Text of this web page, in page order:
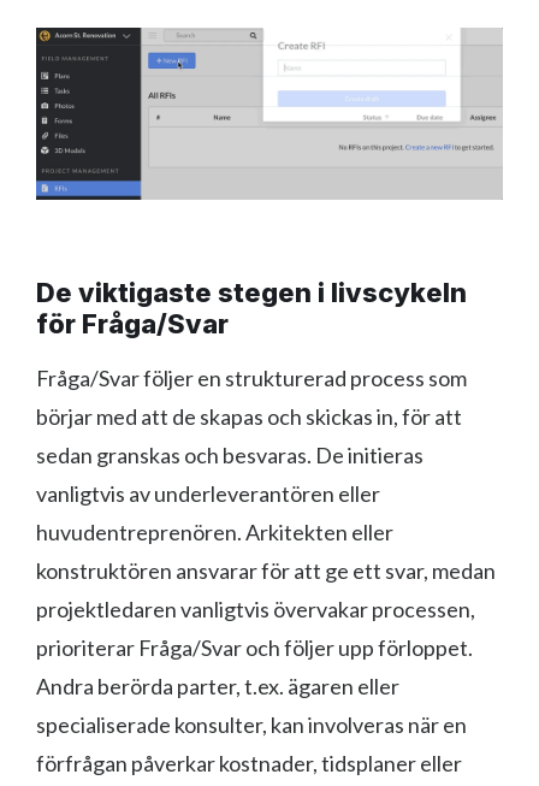
De viktigaste stegen i livscykeln
för Fråga/Svar
Fråga/Svar följer en strukturerad process som
börjar med att de skapas och skickas in, för att
sedan granskas och besvaras. De initieras
vanligtvis av underleverantören eller
huvudentreprenören. Arkitekten eller
konstruktören ansvarar för att ge ett svar, medan
projektledaren vanligtvis övervakar processen,
prioriterar Fråga/Svar och följer upp förloppet.
Andra berörda parter, t.ex. ägaren eller
specialiserade konsulter, kan involveras när en
förfrågan påverkar kostnader, tidsplaner eller